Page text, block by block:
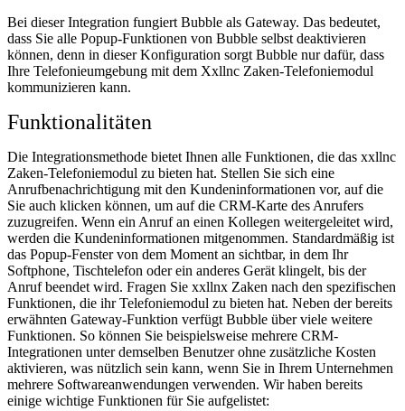
Bei dieser Integration fungiert Bubble als Gateway. Das bedeutet,
dass Sie alle Popup-Funktionen von Bubble selbst deaktivieren
können, denn in dieser Konfiguration sorgt Bubble nur dafür, dass
Ihre Telefonieumgebung mit dem Xxllnc Zaken-Telefoniemodul
kommunizieren kann.
Funktionalitäten
Die Integrationsmethode bietet Ihnen alle Funktionen, die das xxllnc
Zaken-Telefoniemodul zu bieten hat. Stellen Sie sich eine
Anrufbenachrichtigung mit den Kundeninformationen vor, auf die
Sie auch klicken können, um auf die CRM-Karte des Anrufers
zuzugreifen. Wenn ein Anruf an einen Kollegen weitergeleitet wird,
werden die Kundeninformationen mitgenommen. Standardmäßig ist
das Popup-Fenster von dem Moment an sichtbar, in dem Ihr
Softphone, Tischtelefon oder ein anderes Gerät klingelt, bis der
Anruf beendet wird. Fragen Sie xxllnx Zaken nach den spezifischen
Funktionen, die ihr Telefoniemodul zu bieten hat. Neben der bereits
erwähnten Gateway-Funktion verfügt Bubble über viele weitere
Funktionen. So können Sie beispielsweise mehrere CRM-
Integrationen unter demselben Benutzer ohne zusätzliche Kosten
aktivieren, was nützlich sein kann, wenn Sie in Ihrem Unternehmen
mehrere Softwareanwendungen verwenden. Wir haben bereits
einige wichtige Funktionen für Sie aufgelistet: